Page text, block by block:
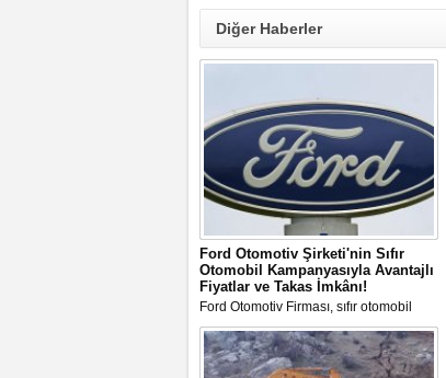
Diğer Haberler
Ford Otomotiv Şirketi'nin Sıfır
Otomobil Kampanyasıyla Avantajlı
Fiyatlar ve Takas İmkânı!
Ford Otomotiv Firması, sıfır otomobil
satın almak isteyen müşterilerine güncel
fiyatlar ve kampanyalar sunuyor.